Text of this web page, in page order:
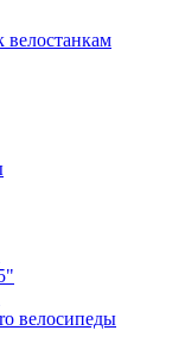
велостанкам
велосипеды